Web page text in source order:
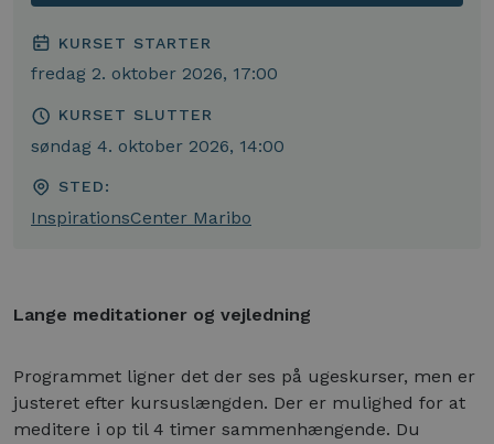
KURSET STARTER
fredag 2. oktober 2026, 17:00
KURSET SLUTTER
søndag 4. oktober 2026, 14:00
STED:
InspirationsCenter Maribo
Lange meditationer og vejledning
Programmet ligner det der ses på ugeskurser, men er
justeret efter kursuslængden. Der er mulighed for at
meditere i op til 4 timer sammenhængende. Du